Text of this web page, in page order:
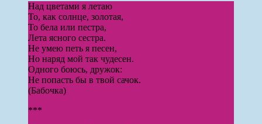
Над цветами я летаю
То, как солнце, золотая,
То бела или пестра,
Лета ясного сестра.
Не умею петь я песен,
Но наряд мой так чудесен.
Одного боюсь, дружок:
Не попасть бы в твой сачок.
(Бабочка)
***